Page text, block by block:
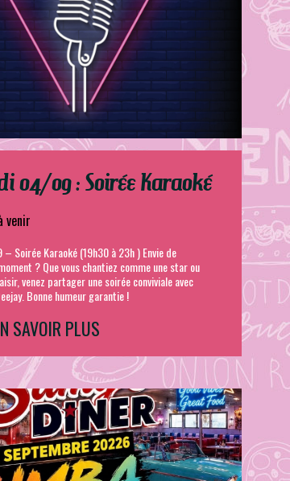
04/09 : Soirée Karaoké
venir
Soirée Karaoké (19h30 à 23h ) Envie de
? Que vous chantiez comme une star ou
venez partager une soirée conviviale avec
Bonne humeur garantie !
SAVOIR PLUS